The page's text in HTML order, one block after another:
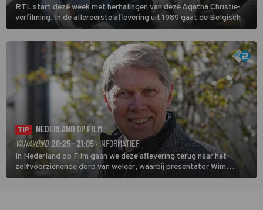
RTL start deze week met herhalingen van deze Agatha Christie-
verfilming. In de allereerste aflevering uit 1989 gaat de Belgische
speurder op zoek naar een vermiste kok. Poirot raakt al snel
verwikkeld in een moordzaak. (HH)
TIP
NEDERLAND OP FILM
VANAVOND 20:25 - 21:05· INFORMATIEF
In Nederland op Film gaan we deze aflevering terug naar het
zelfvoorzienende dorp van weleer, waarbij presentator Wim
Daniëls de kijkers meeneemt op reis door de tijd aan de hand van